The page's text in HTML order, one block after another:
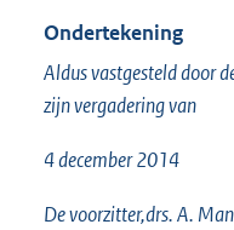
Ondertekening
Aldus vastgesteld door
zijn vergadering van
4 december 2014
De voorzitter,drs. A.